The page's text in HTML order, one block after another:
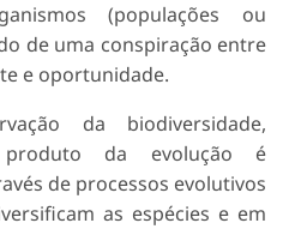
(populações ou
de uma conspiração entre
e oportunidade.
da biodiversidade,
da evolução é
de processos evolutivos
as espécies e em